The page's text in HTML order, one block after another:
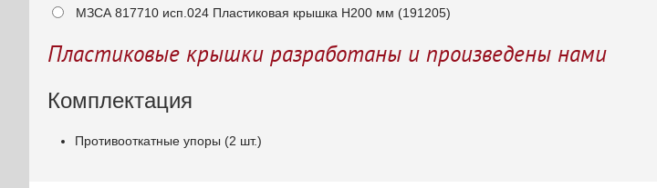
МЗСА 817710 исп.024 Пластиковая крышка Н200 мм (191205)
Пластиковые крышки разработаны и произведены нами
Комплектация
Противооткатные упоры (2 шт.)